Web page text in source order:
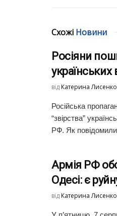
Схожі Новини
Росіяни
від Катерина Лисенко
Російська
“звірства”
РФ. Як повідомили
Армія РФ
Одесі: є
від Катерина Лисенко